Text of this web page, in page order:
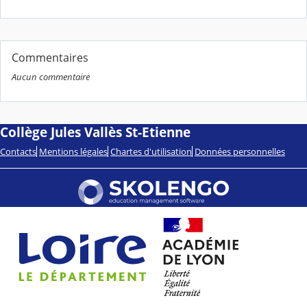
Commentaires
Aucun commentaire
Collège Jules Vallès St-Etienne
Contacts Mentions légales Chartes d'utilisation Données personnelles